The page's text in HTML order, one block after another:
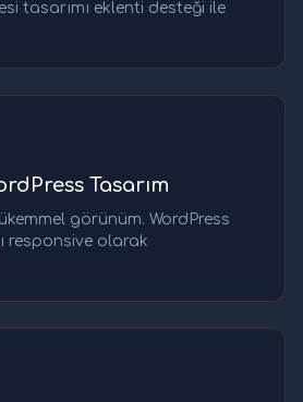
tasarımı eklenti desteği ile
Tasarım
görünüm. WordPress
responsive olarak